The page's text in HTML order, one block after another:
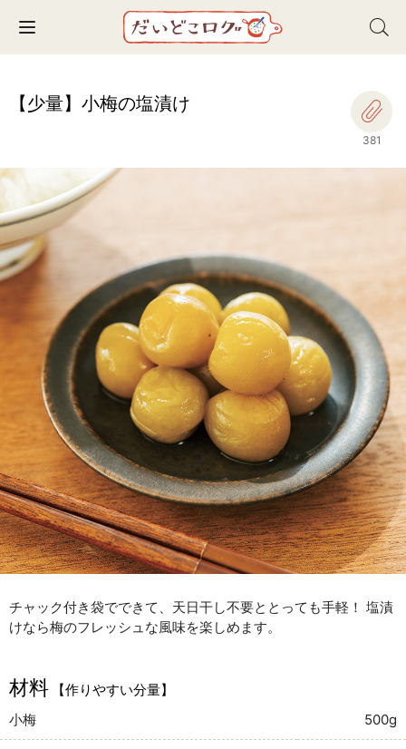
Toggle navigation
【少量】小梅の塩漬け
381
チャック付き袋でできて、天日干し不要ととっても手軽！ 塩漬
けなら梅のフレッシュな風味を楽しめます。
材料
【作りやすい分量】
小梅
500g